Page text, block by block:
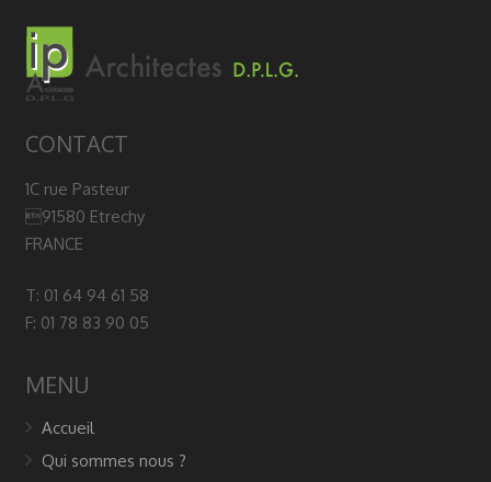
CONTACT
1C rue Pasteur
91580 Etrechy
FRANCE
T: 01 64 94 61 58
F: 01 78 83 90 05
MENU
Accueil
Qui sommes nous ?